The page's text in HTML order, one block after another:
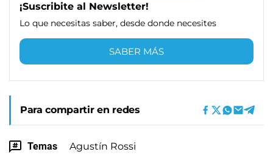
¡Suscribite al Newsletter!
Lo que necesitas saber, desde donde necesites
SABER MÁS
Para compartir en redes
Temas Agustín Rossi